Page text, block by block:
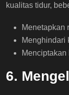
kualitas tidur,
Menetapkan
Menghindari
6.